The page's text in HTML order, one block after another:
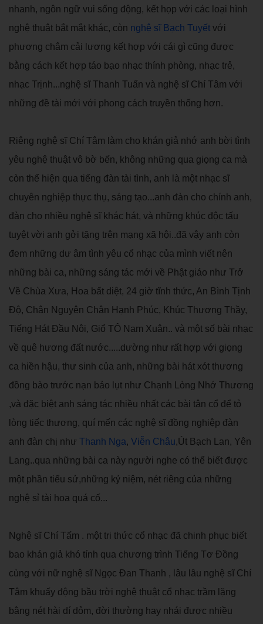
nhanh, ngôn ngữ vui sống động, kết họp với các loại hình
nghệ thuật bắt mắt khác, còn nghệ sĩ Bạch Tuyết với
phương châm cải lương kết hợp với cái gì cũng được
bằng cách kết hợp táo bạo nhạc thính phòng, nhạc trẻ,
nhạc Trịnh...nghệ sĩ Thanh Tuấn và nghệ sĩ Chí Tâm với
những đề tài mới với phong cách truyền thống hơn.
Riêng nghệ sĩ Chí Tâm làm cho khán giả nhớ anh bời tình
yêu nghệ thuật vô bờ bến, không những qua giọng ca mà
còn thể hiện qua tiếng đàn tài tình, anh là một nhạc sĩ
chuyên nghiệp thực thụ, sáng tạo...anh đàn cho chính anh,
đàn cho nhiều nghệ sĩ khác hát, và những khúc độc tấu
tuyệt vời anh gởi tặng trên mạng xã hội..đã vậy anh còn
đem những dư âm tình yêu cổ nhạc của mình viết nên
những bài ca, những sáng tác mới về Phật giáo như Trở
Về Chùa Xưa, Hoa bất diệt, 24 giờ tĩnh thức, An Bình Tịnh
Độ, Chân Nguyên Chân Hạnh Phúc, Khúc Thương Thầy,
Tiếng Hát Đầu Nôi, Giổ TÔ Nam Xuân.. và một số bài nhạc
về quê hương đất nước.....dường như rất hợp với giọng
ca hiền hậu, thư sinh của anh, những bài hát xót thương
đồng bào trước nạn bảo lụt như Chạnh Lòng Nhớ Thương
,và đặc biệt anh sáng tác nhiều nhất các bài tân cổ để tỏ
lòng tiếc thương, quí mến các nghệ sĩ đồng nghiệp đàn
anh đàn chị như Thanh Nga, Viễn Châu,Út Bạch Lan, Yên
Lang..qua những bài ca này người nghe có thể biết được
một phần tiểu sử,những kỷ niệm, nét riêng của những
nghệ sỉ tài hoa quá cố...
Nghệ sĩ Chí Tấm . một tri thức cổ nhạc đã chinh phục biết
bao khán giả khó tính qua chương trình Tiếng Tơ Đồng
cùng với nữ nghệ sĩ Ngọc Đan Thanh , lâu lâu nghệ sĩ Chí
Tâm khuấy động bầu trời nghệ thuật cổ nhạc trầm lặng
bằng nét hài dí dỏm, đời thường hay nhái được nhiều